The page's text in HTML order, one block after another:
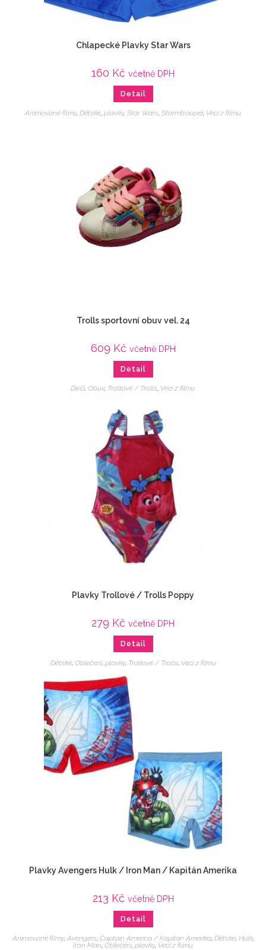
Chlapecké Plavky Star Wars
160 Kč včetně DPH
Detail
Animované filmy, Dětské, plavky, Star Wars, Stormtrooper, Veci z filmu
Trolls sportovní obuv vel. 24
609 Kč včetně DPH
Detail
Dívčí, Obuv, Trollové / Trolls Veci z filmu
Plavky Trollové / Trolls Poppy
279 Kč včetně DPH
Detail
Dětské, Oblečení, plavky, Trollové / Trolls, Veci z filmu
Plavky Avengers Hulk / Iron Man / Kapitán Amerika
213 Kč včetně DPH
Detail
Animované filmy, Avengers Captain America / Kapitán Amerika, Dětské, Hulk,
Iron Man Oblečení, plavky, Veci z filmu